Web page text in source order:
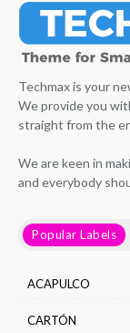
Techmax is your
We provide you
straight from the
We are keen in
and everybody
Popular Labels
ACAPULCO
CARTÓN